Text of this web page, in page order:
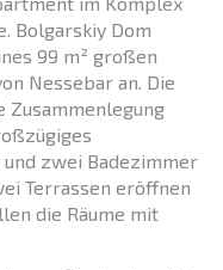
Bolgarskiy Dom
99 m² großen
Nessebar an. Die
Zusammenlegung
zwei Badezimmer
Terrassen eröffnen
die Räume mit